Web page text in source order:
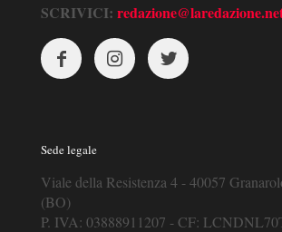
SCRIVICI:
Sede legale
Viale della Resistenza 4 - 40057
(BO)
P. IVA: 03888911207 - CF: